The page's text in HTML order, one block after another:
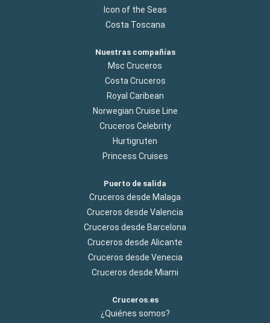
Icon of the Seas
Costa Toscana
Nuestras compañías
Msc Cruceros
Costa Cruceros
Royal Caribean
Norwegian Cruise Line
Cruceros Celebrity
Hurtigruten
Princess Cruises
Puerto de salida
Cruceros desde Malaga
Cruceros desde Valencia
Cruceros desde Barcelona
Cruceros desde Alicante
Cruceros desde Venecia
Cruceros desde Miami
Cruceros.es
¿Quiénes somos?